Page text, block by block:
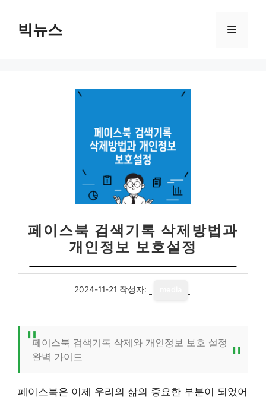
빅뉴스 메
페이스북 검색기록 삭제방법과
개인정보 보호설정
2024-11-21 작성자:
페이스북 검색기록 삭제와 개인정보 보호 설정
완벽 가이드
페이스북은 이제 우리의 삶의 중요한 부분이 되었어